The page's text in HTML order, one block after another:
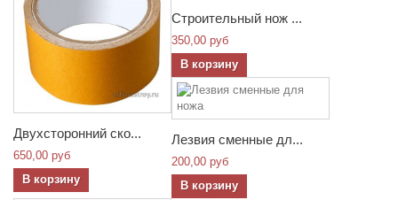
Двухсторонний ско...
650,00 руб
В корзину
Строительный нож ...
350,00 руб
В корзину
Лезвия сменные дл...
200,00 руб
В корзину